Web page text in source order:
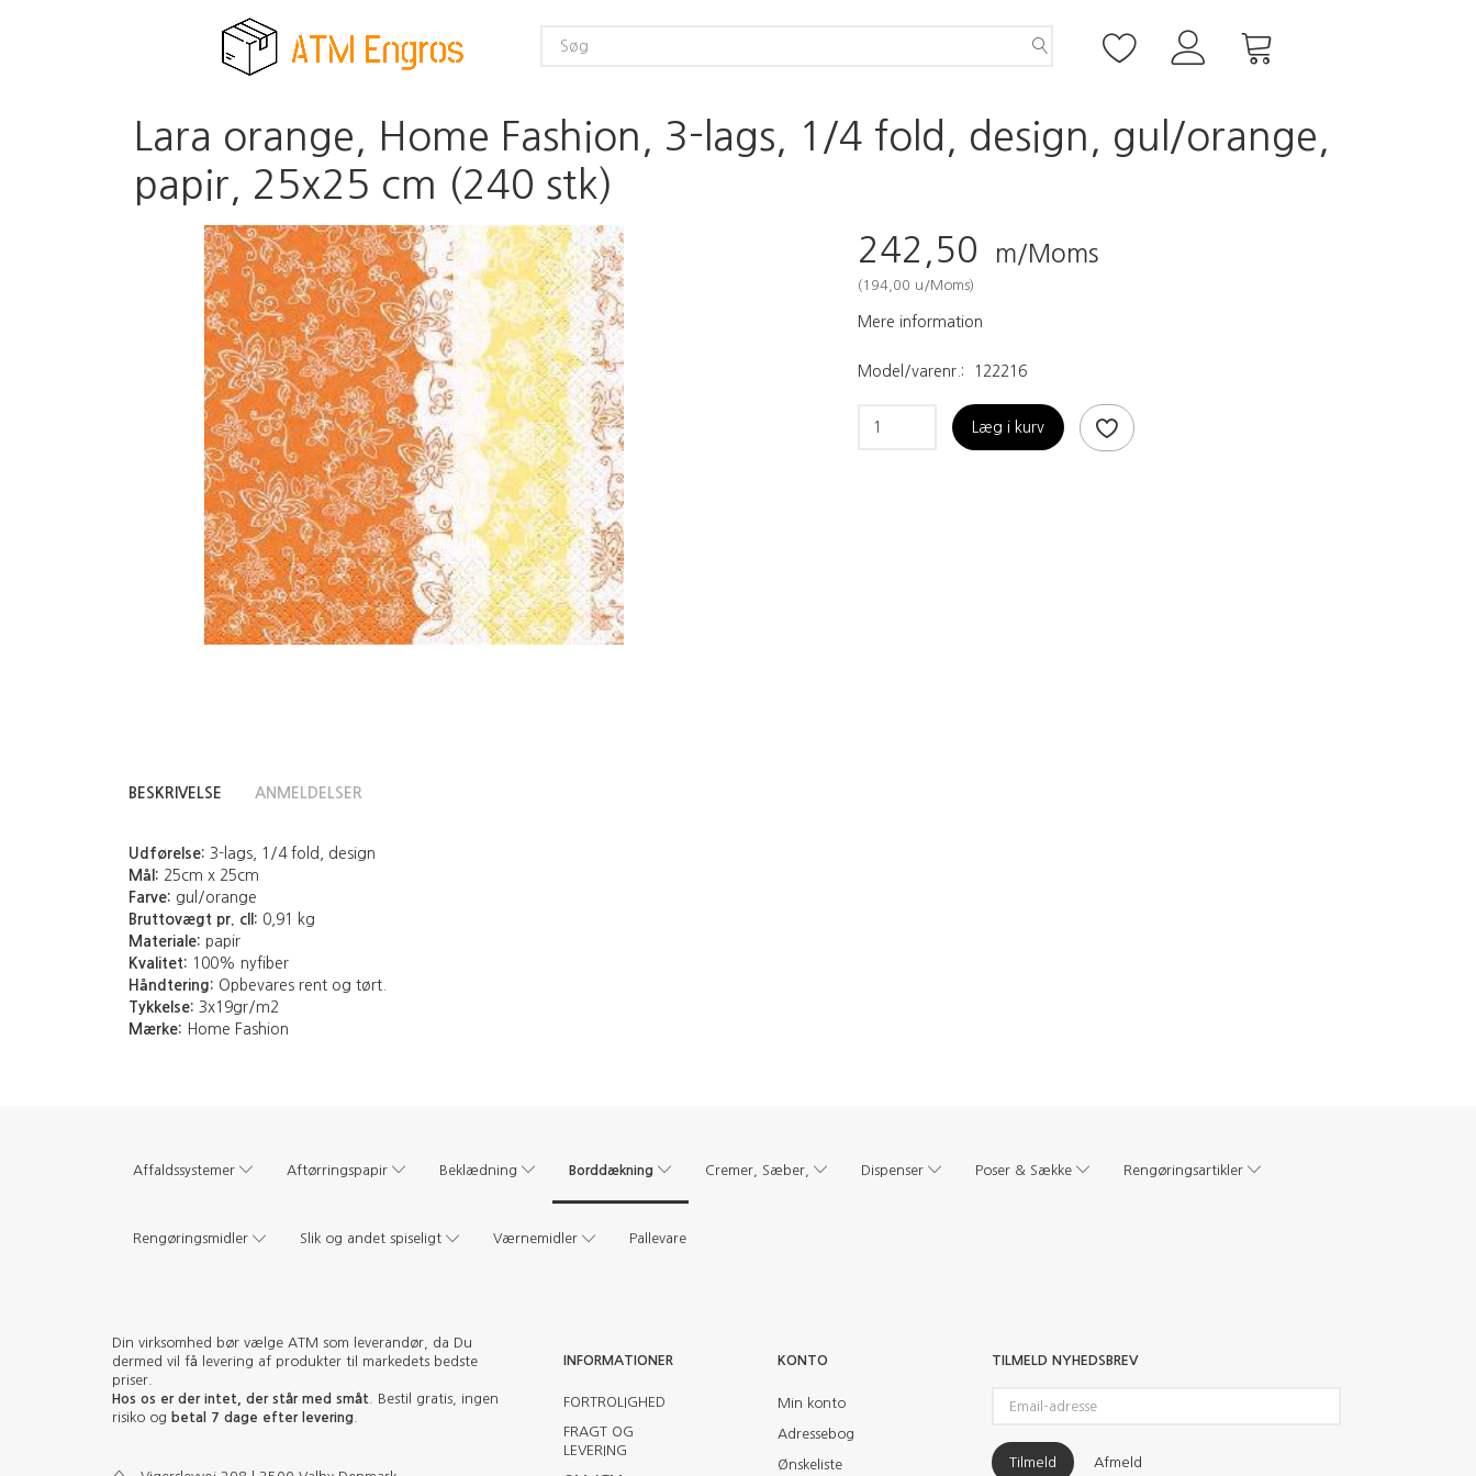
Lara orange, Home Fashion, 3-lags, 1/4 fold, design, gul/orange,
papir, 25x25 cm (240 stk)
242,50 m/Moms
(194,00 u/Moms)
Mere information
Model/varenr.: 122216
Læg i kurv
BESKRIVELSE ANMELDELSER
Udførelse: 3-lags, 1/4 fold, design
Mål: 25cm x 25cm
Farve: gul/orange
Bruttovægt pr. cll: 0,91 kg
Materiale: papir
Kvalitet: 100% nyfiber
Håndtering: Opbevares rent og tørt.
Tykkelse: 3x19gr/m2
Mærke: Home Fashion
Affaldssystemer Aftørringspapir Beklædning Borddækning Cremer, Sæber, Dispenser Poser & Sække Rengøringsartikler
Rengøringsmidler Slik og andet spiseligt Værnemidler Pallevare
Din virksomhed bør vælge ATM som leverandør, da Du
dermed vil få levering af produkter til markedets bedste
priser.
Hos os er der intet, der står med småt . Bestil gratis, ingen
risiko og betal 7 dage efter levering
INFORMATIONER
FORTROLIGHED
FRAGT OG
LEVERING
KONTO
Min konto
Adressebog
Ønskeliste
TILMELD NYHEDSBREV
adresse
Tilmeld Afmeld